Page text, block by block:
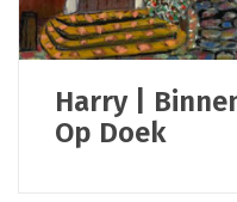
Harry |
Op Doek